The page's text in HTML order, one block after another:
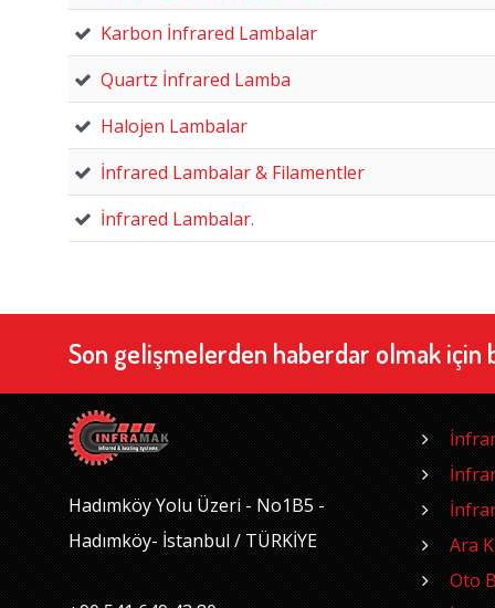
Karbon İnfrared Lambalar
Quartz İnfrared Lamba
Halojen Lambalar
İnfrared Lambalar & Filamentler
İnfrared Lambalar.
Son gelişmelerden haberdar olmak için
Hadımköy Yolu Üzeri - No1B5 -
Hadımköy- İstanbul / TÜRKİYE
Ara
Oto